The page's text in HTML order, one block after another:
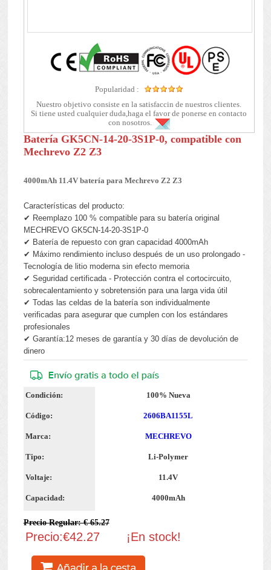
Popularidad :
Nuestro objetivo consiste en la satisfaccin de nuestros clientes.
Si tiene usted cualquier duda,haga el favor de ponerse en contacto
con nosotros.
Batería GK5CN-14-20-3S1P-0, compatible con
Mechrevo Z2 Z3
4000mAh 11.4V batería para Mechrevo Z2 Z3
Características del producto:
✔ Reemplazo 100 % compatible para su batería original
MECHREVO GK5CN-14-20-3S1P-0
✔ Batería de repuesto con gran capacidad 4000mAh
✔ Máximo rendimiento incluso después de un uso prolongado -
Tecnología de litio moderna sin efecto memoria
✔ Seguridad certificada - Protección contra el cortocircuito,
sobrecalentamiento y sobretensión para una larga vida útil
✔ Todas las celdas de la batería son individualmente
verificadas para asegurar que cumplen con los estándares
profesionales
✔ Garantía:12 meses de garantía y 30 días de devolución de
dinero
Condición: 100% Nueva
Código: 2606BA1155L
Marca: MECHREVO
Tipo: Li-Polymer
Voltaje: 11.4V
Capacidad: 4000mAh
Precio Regular: € 65.27
Precio:€42.27 ¡En stock!